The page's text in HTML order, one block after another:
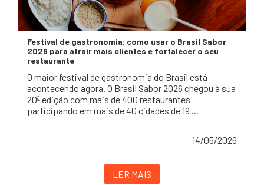
Festival de gastronomia: como usar o Brasil Sabor
2026 para atrair mais clientes e fortalecer o seu
restaurante
O maior festival de gastronomia do Brasil está
acontecendo agora. O Brasil Sabor 2026 chegou à sua
20ª edição com mais de 400 restaurantes
participando em mais de 40 cidades de 19 ...
14/05/2026
LER MAIS